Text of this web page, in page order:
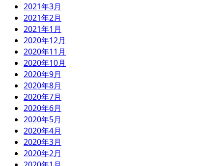
2021年3月
2021年2月
2021年1月
2020年12月
2020年11月
2020年10月
2020年9月
2020年8月
2020年7月
2020年6月
2020年5月
2020年4月
2020年3月
2020年2月